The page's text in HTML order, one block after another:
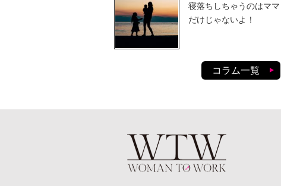
寝落ちしちゃうのはママ
だけじゃないよ！
コラム一覧